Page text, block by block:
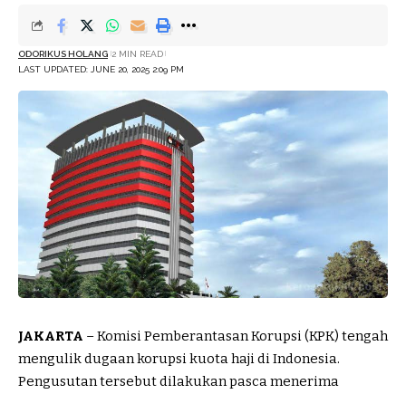
LAST UPDATED: JUNE 20, 2025 2:09 PM
ODORIKUS HOLANG 2 MIN READ
JAKARTA – Komisi Pemberantasan Korupsi (KPK) tengah
mengulik dugaan korupsi kuota haji di Indonesia.
Pengusutan tersebut dilakukan pasca menerima